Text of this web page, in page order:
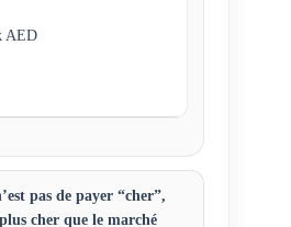
AED
pas de payer “cher”,
plus cher que le marché